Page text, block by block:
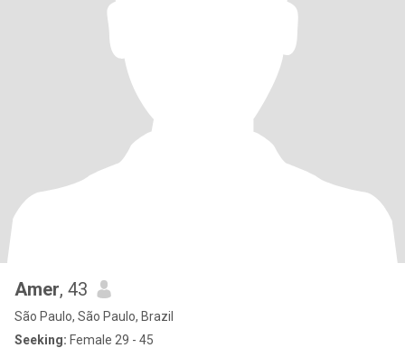
Amer, 43
São Paulo, São Paulo, Brazil
Seeking: Female 29 - 45